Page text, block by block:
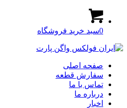
0سبد خرید فروشگاه
صفحه اصلی
سفارش قطعه
تماس با ما
درباره ما
اخبار